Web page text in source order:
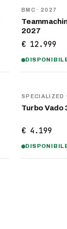
BMC · 2027
2027
€ 12.999
SPECIALIZED
Turbo Vado
€ 4.199